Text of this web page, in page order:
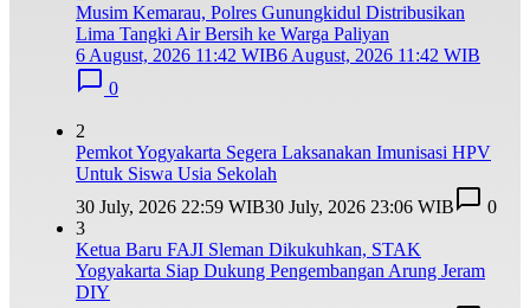
Musim Kemarau, Polres Gunungkidul Distribusikan
Lima Tangki Air Bersih ke Warga Paliyan
6 August, 2026 11:42 WIB6 August, 2026 11:42 WIB
0
2
Pemkot Yogyakarta Segera Laksanakan Imunisasi HPV
Untuk Siswa Usia Sekolah
30 July, 2026 22:59 WIB30 July, 2026 23:06 WIB
0
3
Ketua Baru FAJI Sleman Dikukuhkan, STAK
Yogyakarta Siap Dukung Pengembangan Arung Jeram
DIY